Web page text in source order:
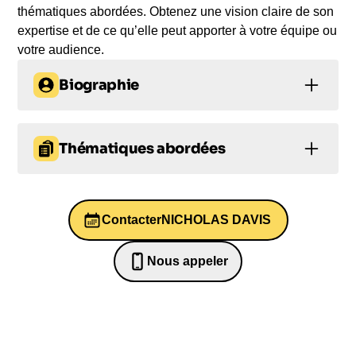
thématiques abordées. Obtenez une vision claire de son
expertise et de ce qu’elle peut apporter à votre équipe ou
votre audience.
Biographie
avec des gouvernements, des entreprises
internationales et des organisations de la société
Ancien responsable du département « Société et
Innovation » et membre du comité exécutif du
Forum économique mondial à Genève, il a dirigé
les réflexions sur la « quatrième révolution
industrielle ». Aujourd'hui professeur au
Thématiques abordées
Technologie Technologie
ContacterNICHOLAS DAVIS
Nous appeler
0652698481